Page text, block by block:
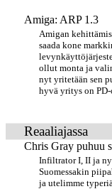
Amiga: ARP 1.3
Amigan
saada kone
ollut monta ja
nyt yritetään sen
hyvä yritys on PD-
Reaaliajassa
Chris Gray puhuu
Infiltrator I, II ja
Suomessakin
ja utelimme